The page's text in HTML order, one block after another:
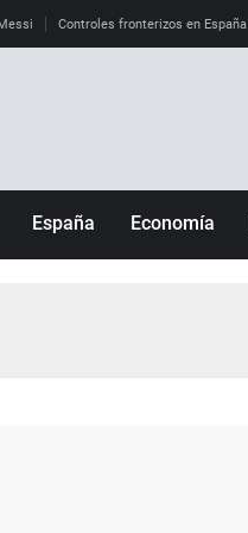
Controles fronterizos en España
España Economía